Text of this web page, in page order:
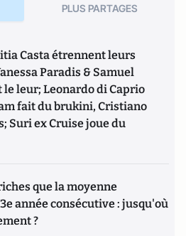
PLUS PARTAGES
Casta étrennent leurs
Paradis & Samuel
leur; Leonardo di Caprio
fait du brukini, Cristiano
Suri ex Cruise joue du
que la moyenne
année consécutive : jusqu'où
?